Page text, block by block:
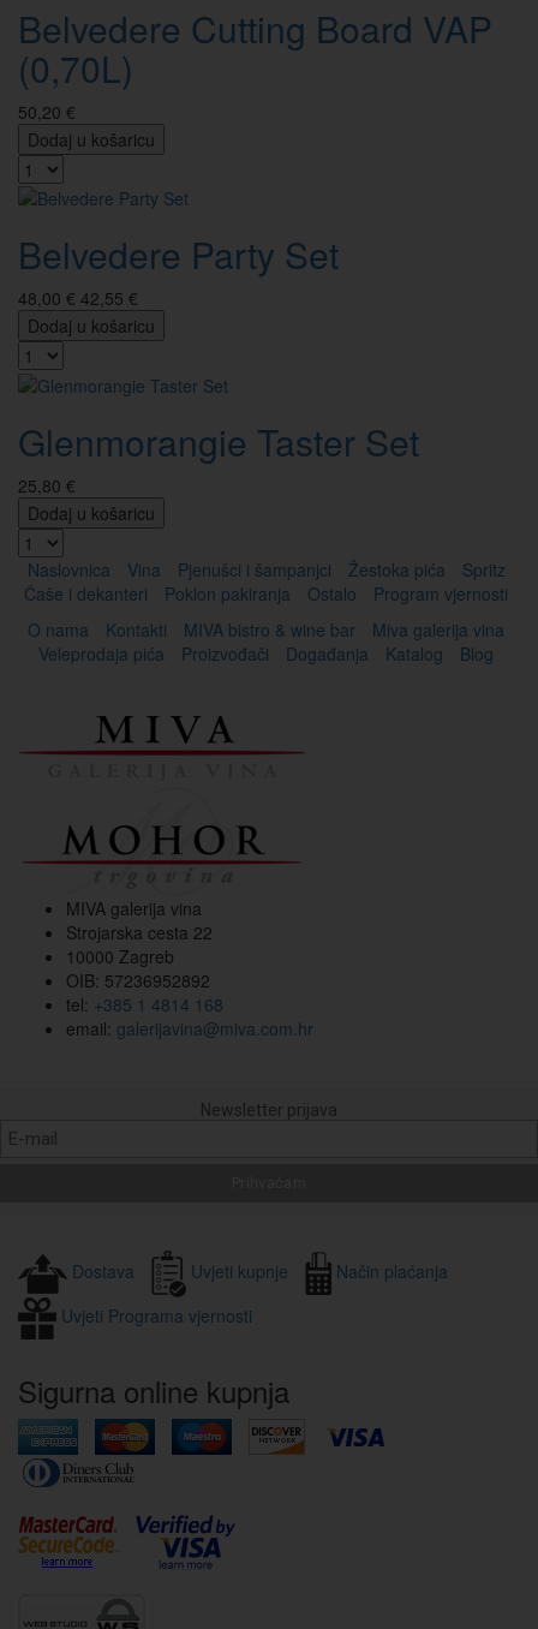
Belvedere Cutting Board VAP
(0,70L)
50,20 €
Dodaj u košaricu
Belvedere Party Set
48,00 € 42,55 €
Dodaj u košaricu
Glenmorangie Taster Set
25,80 €
Dodaj u košaricu
Naslovnica Vina Pjenušci i šampanjci Žestoka pića
Spritz
Čaše i dekanteri
Poklon pakiranja Ostalo
Program vjernosti
O nama
Kontakti MIVA bistro & wine bar
Miva galerija vina
Veleprodaja pića
Proizvođači Događanja Katalog Blog
MIVA galerija vina
Strojarska cesta 22
10000 Zagreb
OIB: 57236952892
tel: +385 1 4814 168
email: galerijavina@miva.com.hr
Newsletter prijava
Dostava Uvjeti kupnje
Način plaćanja
Uvjeti Programa vjernosti
Sigurna online kupnja